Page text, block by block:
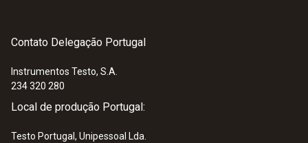
Contato Delegação Portugal
Instrumentos Testo, S.A.
234 320 280
Local de produção Portugal:
Testo Portugal, Unipessoal Lda.